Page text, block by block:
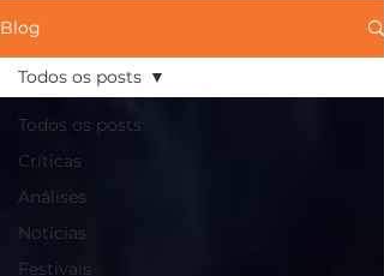
Blog
Todos os posts
Críticas
Análises
Notícias
Festivais
Todos os posts